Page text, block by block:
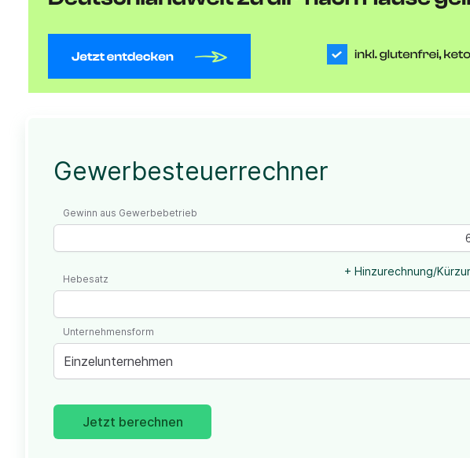
Gewerbesteuerrechner
Gewinn aus Gewerbebetrieb
+ Hinzurechnung/
Hebesatz
Einzelunternehmen
Unternehmensform
Jetzt berechnen